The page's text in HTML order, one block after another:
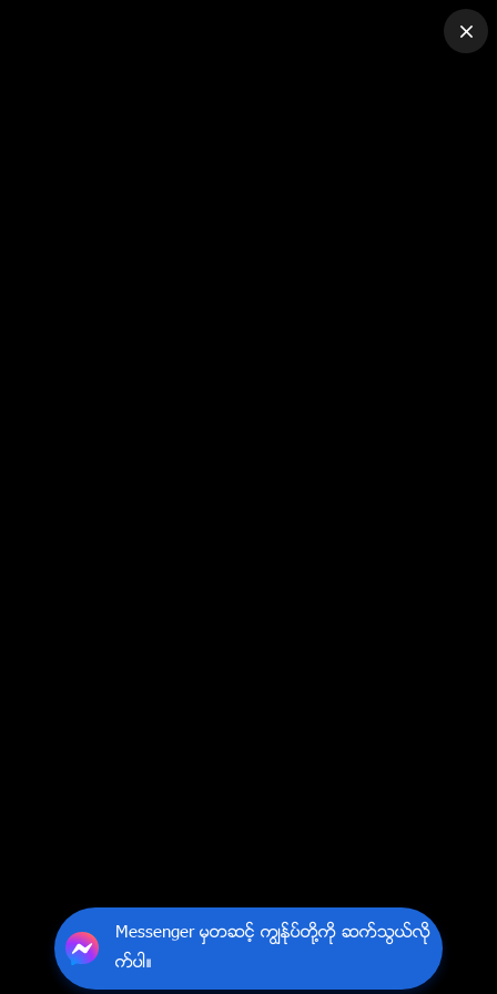
Messenger မွတဆင့္ ကြၽန္ုပ္တို႔ကို ဆက္သြယ္လို
က္ပါ။